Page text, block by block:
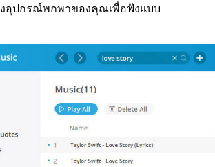
งอุปกรณ์พกพาของคุณเพื่อฟังแบบ